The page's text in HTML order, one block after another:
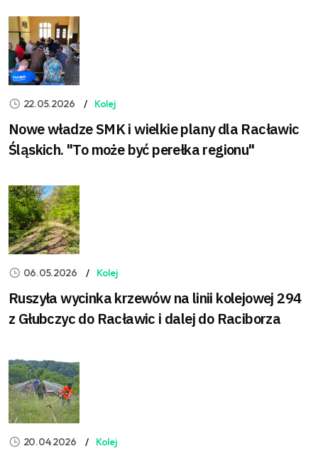
22.05.2026 Kolej
Nowe władze SMK i wielkie plany dla Racławic
Śląskich. "To może być perełka regionu"
06.05.2026 Kolej
Ruszyła wycinka krzewów na linii kolejowej 294
z Głubczyc do Racławic i dalej do Raciborza
20.04.2026 Kolej